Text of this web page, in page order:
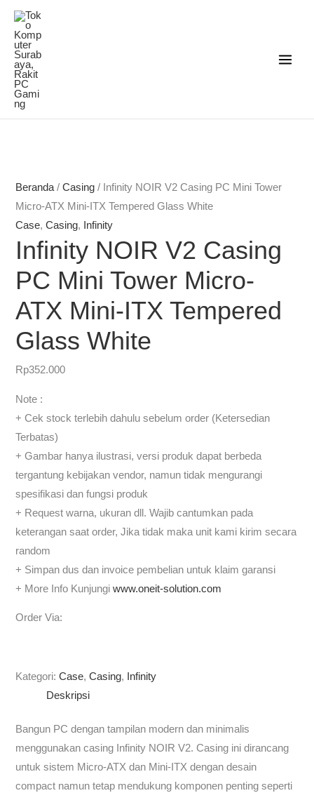
Lewati
konten
Beranda /Casing / Infinity NOIR V2 Casing PC Mini Tower
Micro-ATX Mini-ITX Tempered Glass White
Case,Casing, Infinity
Infinity NOIR V2 Casing
PC Mini Tower Micro-
ATX Mini-ITX Tempered
Glass White
Rp352.000
Note :
+ Cek stock terlebih dahulu sebelum order (Ketersedian
Terbatas)
+ Gambar hanya ilustrasi, versi produk dapat berbeda
tergantung kebijakan vendor, namun tidak mengurangi
spesifikasi dan fungsi produk
+ Request warna, ukuran dll. Wajib cantumkan pada
keterangan saat order, Jika tidak maka unit kami kirim secara
random
+ Simpan dus dan invoice pembelian untuk klaim garansi
+ More Info Kunjungiwww.oneit-solution.com
Order Via:
Kategori:Case,Casing, Infinity
Deskripsi
Bangun PC dengan tampilan modern dan minimalis
menggunakan casing Infinity NOIR V2. Casing ini dirancang
untuk sistem Micro-ATX dan Mini-ITX dengan desain
compact namun tetap mendukung komponen penting seperti